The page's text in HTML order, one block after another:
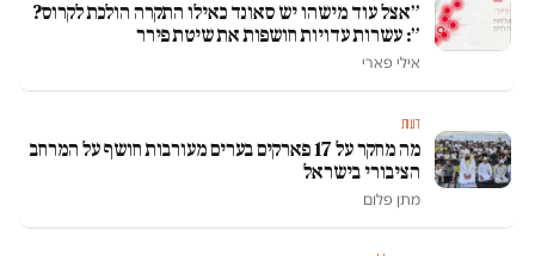
״אצל עוד מישהו יש סאונד כאילו התקרה הולכת לקרוס?
״: עשרות עדויות חושפות את שיטת פירר
אילי פארי
דעות
מה מחקר על 17 פארקים בערים מעורבות חושף על המרחב
הציבורי בישראל
מתן פלום